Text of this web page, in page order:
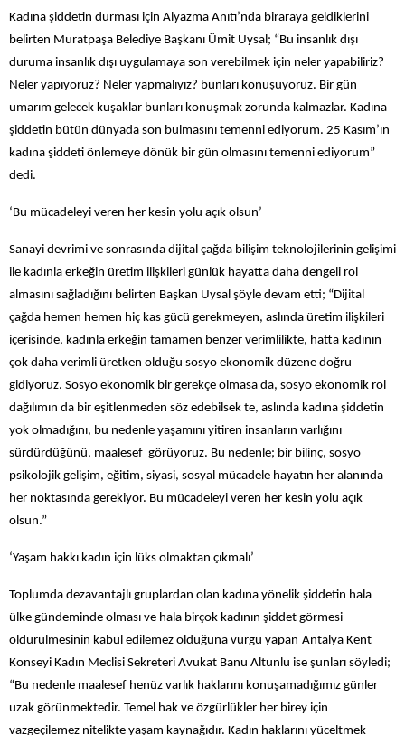
Kadına şiddetin durması için Alyazma Anıtı’nda biraraya geldiklerini
belirten Muratpaşa Belediye Başkanı Ümit Uysal; “Bu insanlık dışı
duruma insanlık dışı uygulamaya son verebilmek için neler yapabiliriz?
Neler yapıyoruz? Neler yapmalıyız? bunları konuşuyoruz. Bir gün
umarım gelecek kuşaklar bunları konuşmak zorunda kalmazlar. Kadına
şiddetin bütün dünyada son bulmasını temenni ediyorum. 25 Kasım’ın
kadına şiddeti önlemeye dönük bir gün olmasını temenni ediyorum”
dedi.
‘Bu mücadeleyi veren her kesin yolu açık olsun’
Sanayi devrimi ve sonrasında dijital çağda bilişim teknolojilerinin gelişimi
ile kadınla erkeğin üretim ilişkileri günlük hayatta daha dengeli rol
almasını sağladığını belirten Başkan Uysal şöyle devam etti; “Dijital
çağda hemen hemen hiç kas gücü gerekmeyen, aslında üretim ilişkileri
içerisinde, kadınla erkeğin tamamen benzer verimlilikte, hatta kadının
çok daha verimli üretken olduğu sosyo ekonomik düzene doğru
gidiyoruz. Sosyo ekonomik bir gerekçe olmasa da, sosyo ekonomik rol
dağılımın da bir eşitlenmeden söz edebilsek te, aslında kadına şiddetin
yok olmadığını, bu nedenle yaşamını yitiren insanların varlığını
sürdürdüğünü, maalesef görüyoruz. Bu nedenle; bir bilinç, sosyo
psikolojik gelişim, eğitim, siyasi, sosyal mücadele hayatın her alanında
her noktasında gerekiyor. Bu mücadeleyi veren her kesin yolu açık
olsun.”
‘Yaşam hakkı kadın için lüks olmaktan çıkmalı’
Toplumda dezavantajlı gruplardan olan kadına yönelik şiddetin hala
ülke gündeminde olması ve hala birçok kadının şiddet görmesi
öldürülmesinin kabul edilemez olduğuna vurgu yapan Antalya Kent
Konseyi Kadın Meclisi Sekreteri Avukat Banu Altunlu ise şunları söyledi;
“Bu nedenle maalesef henüz varlık haklarını konuşamadığımız günler
uzak görünmektedir. Temel hak ve özgürlükler her birey için
vazgeçilemez nitelikte yaşam kaynağıdır. Kadın haklarını yüceltmek